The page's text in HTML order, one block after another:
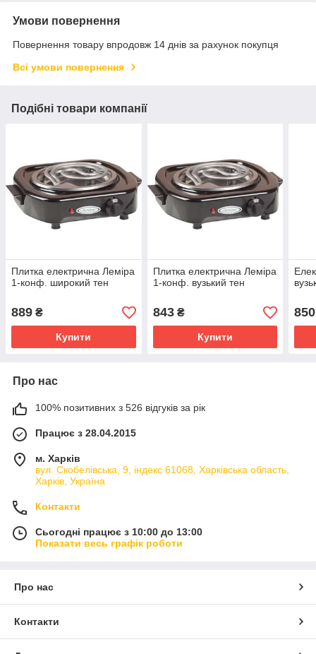
Умови повернення
Повернення товару впродовж 14 днів за рахунок покупця
Всі умови повернення
Подібні товари компанії
Плитка електрична Леміра
1-конф. широкий тен
889 ₴
Купити
Плитка електрична Леміра
1-конф. вузький тен
843₴
Купити
850
Про нас
100% позитивних з 526 відгуків за рік
Працює з 28.04.2015
м. Харків
вул. Скобелівська, 9, індекс 61068, Харківська область,
Харків, Україна
Контакти
Сьогодні працює з 10:00 до 13:00
Показати весь графік роботи
Про нас
Контакти